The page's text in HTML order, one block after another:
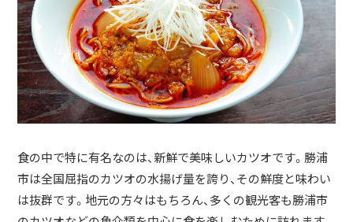
食の中で特に有名なのは、新鮮で美味しいカツオです。勝浦
市は全国屈指のカツオの水揚げ量を誇り、その鮮度と味わい
は抜群です。地元の方々はもちろん、多くの観光客も勝浦市